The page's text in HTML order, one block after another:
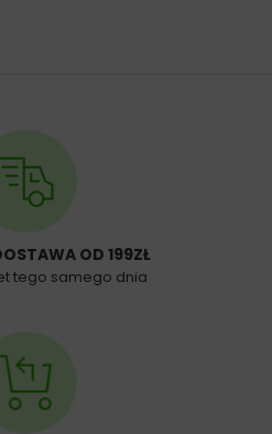
OD 199ZŁ
tego samego dnia